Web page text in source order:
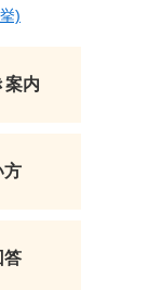
)
案内
方
答